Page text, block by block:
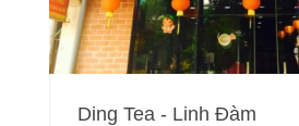
Ding Tea - Linh Đàm